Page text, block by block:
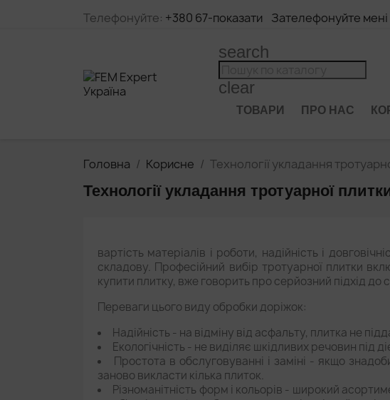
Телефонуйте: +380 67 Зателефонуйте мені
search
clear
ТОВАРИ ПРО НАС
Головна Корисне Технології укладання
Технології укладання тротуарної
вартість матеріалів і роботи, надійність і
складову. Професійний вибір тротуарної плитки
купити плитку, вже говорить про серйозний підхід до
Переваги цього виду обробки доріжок:
Надійність - на відміну від асфальту, плитка не
Екологічність - не виділяє шкідливих речовин під
Простота в обслуговуванні і заміні - якщо
заново викласти кілька плиток.
Різноманітність форм і кольорів - широкий